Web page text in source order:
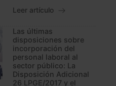
Leer artículo
Las últimas
disposiciones sobre
incorporación del
personal laboral al
sector público: La
Disposición Adicional
26 LPGE/2017 y el